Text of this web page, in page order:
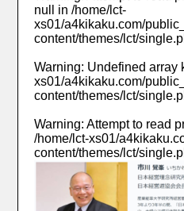
null in/home/lct-
xs01/a4kikaku.com/
content/themes/lct/
Warning: Undefined array
xs01/a4kikaku.com/
content/themes/lct/
Warning: Attempt to read
/home/lct-xs01/
content/themes/lct/